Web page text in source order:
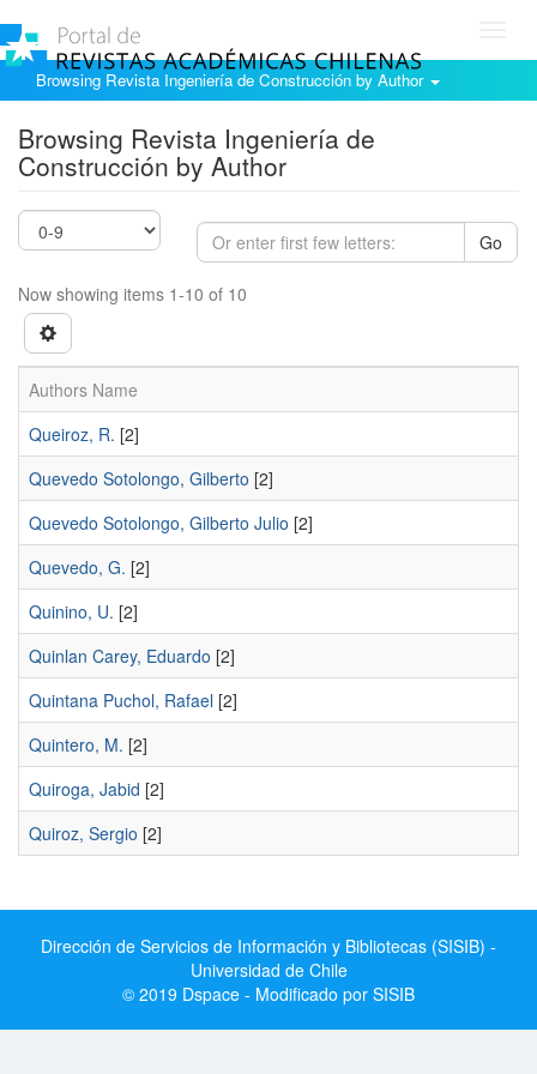
Browsing Revista Ingeniería de Construcción by Author
Browsing Revista Ingeniería de
Construcción by Author
Go
Now showing items 1-10 of 10
Authors Name
Queiroz, R. [2]
Quevedo Sotolongo, Gilberto [2]
Quevedo Sotolongo, Gilberto Julio [2]
Quevedo, G. [2]
Quinino, U. [2]
Quinlan Carey, Eduardo [2]
Quintana Puchol, Rafael [2]
Quintero, M. [2]
Quiroga, Jabid [2]
Quiroz, Sergio [2]
Dirección de Servicios de Información y Bibliotecas (SISIB) -
Universidad de Chile
© 2019 Dspace - Modificado por SISIB